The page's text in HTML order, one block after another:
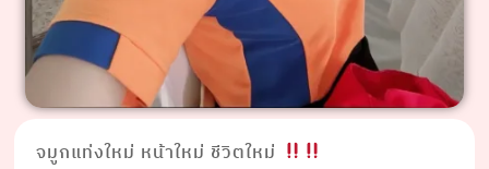
จมูกแท่งใหม่ หน้าใหม่ ชีวิตใหม่